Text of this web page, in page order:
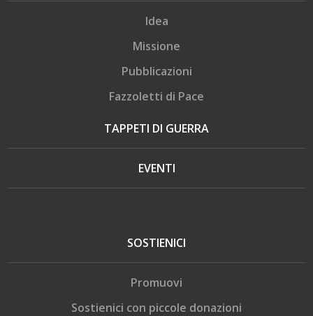
Idea
Missione
Pubblicazioni
Fazzoletti di Pace
TAPPETI DI GUERRA
EVENTI
SOSTIENICI
Promuovi
Sostienici con piccole donazioni